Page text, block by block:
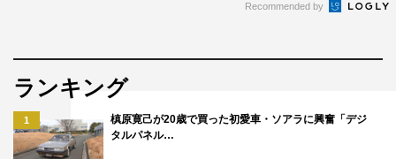
Recommended by
ランキング
1
槙原寛己が20歳で買った初愛車・ソアラに興奮「デジ
タルパネル…